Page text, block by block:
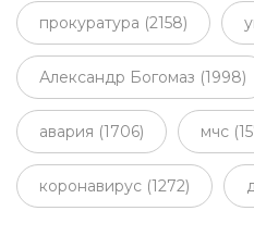
прокуратура (2158)
Александр Богомаз (1998)
авария (1706) мчс
коронавирус (1272)